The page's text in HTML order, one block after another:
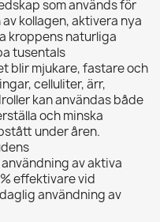
som används för
kollagen, aktivera nya
kroppens naturliga
tusentals
blir mjukare, fastare och
celluliter, ärr,
kan användas både
och minska
under åren.
av aktiva
effektivare vid
användning av